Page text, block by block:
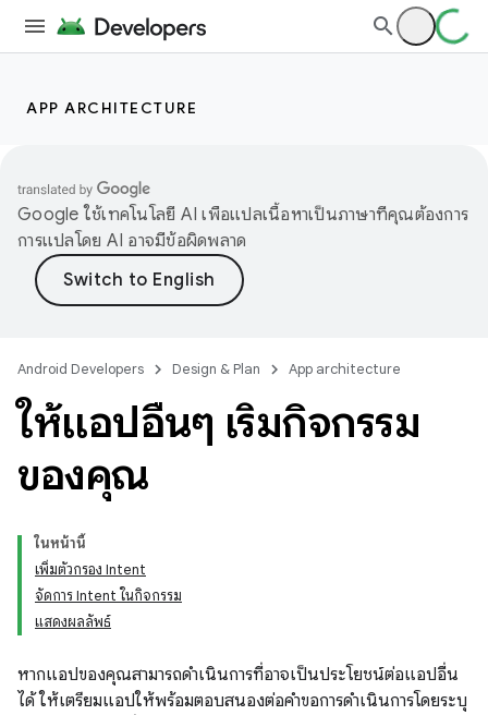
APP ARCHITECTURE
Google ใช้เทคโนโลยี AI เพื่อแปลเนื้อหาเป็นภาษาที่คุณต้องการ
การแปลโดย AI อาจมีข้อผิดพลาด
Android Developers Design & Plan App architecture
ให้แอปอื่นๆ เริ่มกิจกรรม
ของคุณ
ในหน้านี้
เพิ่มตัวกรอง Intent
จัดการ Intent ในกิจกรรม
แสดงผลลัพธ์
หากแอปของคุณสามารถดำเนินการที่อาจเป็นประโยชน์ต่อแอปอื่น
ได้ ให้เตรียมแอปให้พร้อมตอบสนองต่อคำขอการดำเนินการโดยระบุ